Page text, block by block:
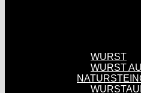
WURST
WURST